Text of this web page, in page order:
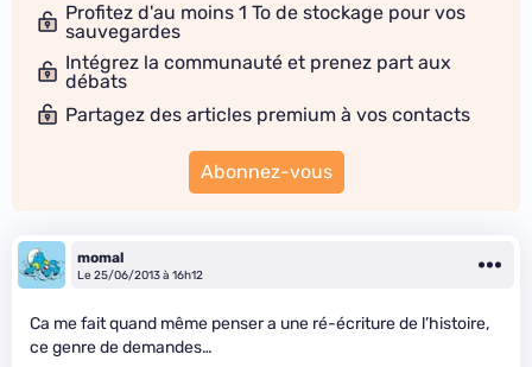
Profitez d'au moins 1 To de stockage pour vos
sauvegardes
Intégrez la communauté et prenez part aux
débats
Partagez des articles premium à vos contacts
Abonnez-vous
momal
Le 25/06/2013 à 16h12
Ca me fait quand même penser a une ré-écriture de l’histoire,
ce genre de demandes…